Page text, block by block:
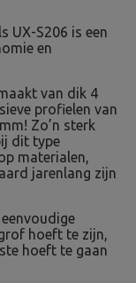
UX-S206 is een
en
van dik 4
profielen van
Zo’n sterk
dit type
materialen,
jarenlang zijn
hoeft te zijn,
hoeft te gaan